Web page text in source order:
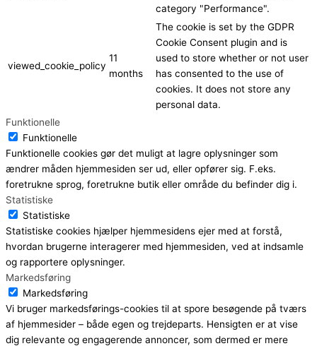
category "Performance".
viewed_cookie_policy
11
months
The cookie is set by the GDPR
Cookie Consent plugin and is
used to store whether or not user
has consented to the use of
cookies. It does not store any
personal data.
Funktionelle
Funktionelle
Funktionelle cookies gør det muligt at lagre oplysninger som
ændrer måden hjemmesiden ser ud, eller opfører sig. F.eks.
foretrukne sprog, foretrukne butik eller område du befinder dig i.
Statistiske
Statistiske
Statistiske cookies hjælper hjemmesidens ejer med at forstå,
hvordan brugerne interagerer med hjemmesiden, ved at indsamle
og rapportere oplysninger.
Markedsføring
Markedsføring
Vi bruger markedsførings-cookies til at spore besøgende på tværs
af hjemmesider – både egen og trejdeparts. Hensigten er at vise
dig relevante og engagerende annoncer, som dermed er mere